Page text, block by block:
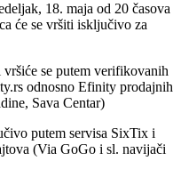
18. maja od 20 časova
će se vršiti isključivo za
se putem verifikovanih
odnosno Efinity prodajnih
Sava Centar)
putem servisa SixTix i
(Via GoGo i sl. navijači